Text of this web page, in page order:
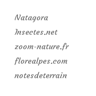
Natagora
Insectes.net
zoom-nature.fr
florealpes.com
notesdeterrain